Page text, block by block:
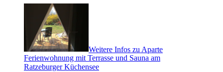
Weitere Infos zu Aparte
Ferienwohnung mit Terrasse und Sauna am
Ratzeburger Küchensee